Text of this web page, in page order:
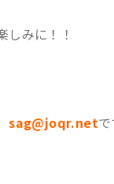
しみに！！
sag@joqr.netで